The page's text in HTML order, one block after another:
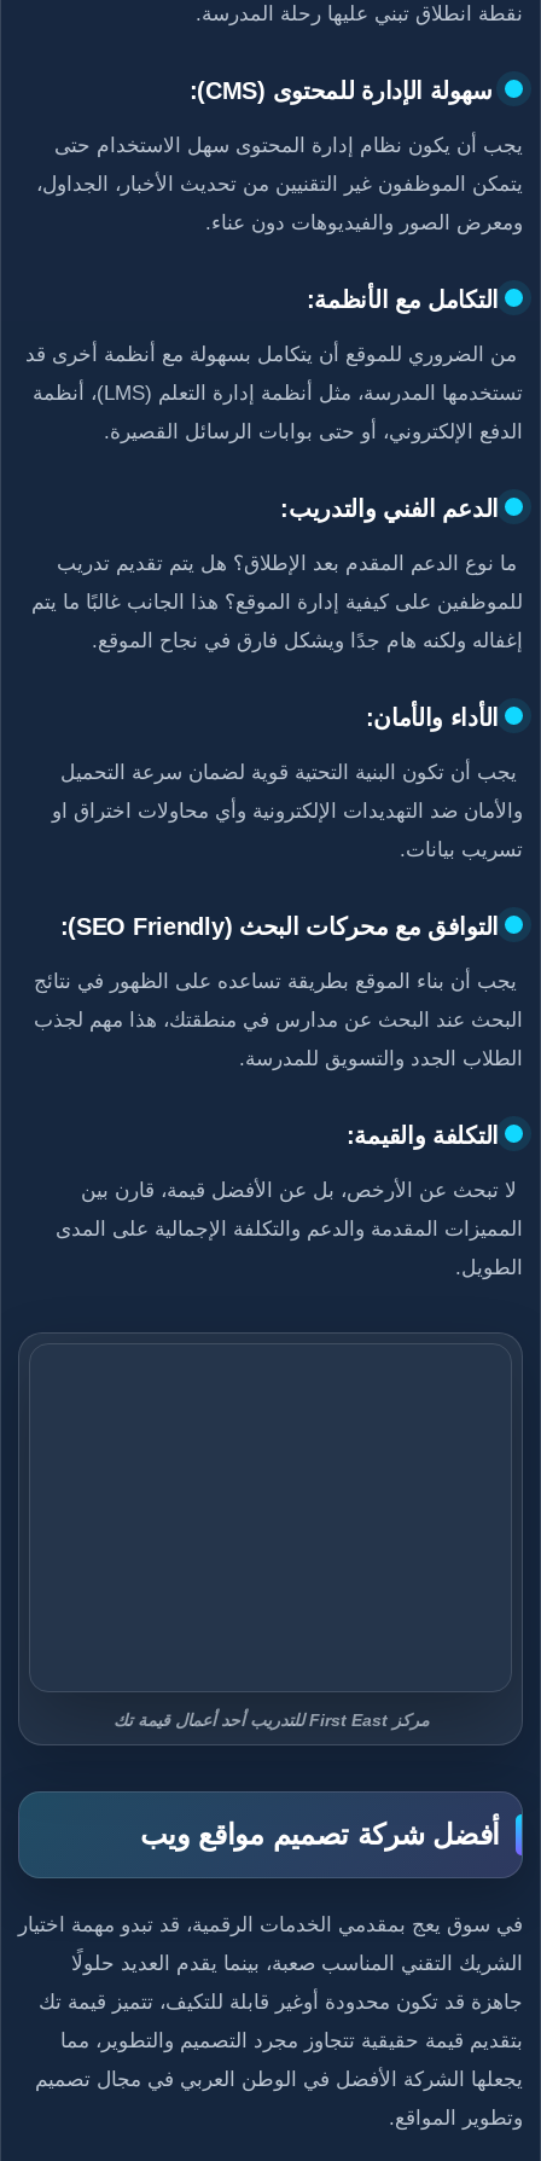
نقطة انطلاق تبني عليها رحلة المدرسة.
سهولة الإدارة للمحتوى (CMS):
يجب أن يكون نظام إدارة المحتوى سهل الاستخدام حتى
يتمكن الموظفون غير التقنيين من تحديث الأخبار، الجداول،
ومعرض الصور والفيديوهات دون عناء.
التكامل مع الأنظمة:
من الضروري للموقع أن يتكامل بسهولة مع أنظمة أخرى قد
تستخدمها المدرسة، مثل أنظمة إدارة التعلم (LMS)، أنظمة
الدفع الإلكتروني، أو حتى بوابات الرسائل القصيرة.
الدعم الفني والتدريب:
ما نوع الدعم المقدم بعد الإطلاق؟ هل يتم تقديم تدريب
للموظفين على كيفية إدارة الموقع؟ هذا الجانب غالبًا ما يتم
إغفاله ولكنه هام جدًا ويشكل فارق في نجاح الموقع.
الأداء والأمان:
يجب أن تكون البنية التحتية قوية لضمان سرعة التحميل
والأمان ضد التهديدات الإلكترونية وأي محاولات اختراق او
تسريب بيانات.
التوافق مع محركات البحث (SEO Friendly):
يجب أن بناء الموقع بطريقة تساعده على الظهور في نتائج
البحث عند البحث عن مدارس في منطقتك، هذا مهم لجذب
الطلاب الجدد والتسويق للمدرسة.
التكلفة والقيمة:
لا تبحث عن الأرخص، بل عن الأفضل قيمة، قارن بين
المميزات المقدمة والدعم والتكلفة الإجمالية على المدى
الطويل.
مركز First East للتدريب أحد أعمال قيمة تك
أفضل شركة تصميم مواقع ويب
في سوق يعج بمقدمي الخدمات الرقمية، قد تبدو مهمة اختيار
الشريك التقني المناسب صعبة، بينما يقدم العديد حلولًا
جاهزة قد تكون محدودة أوغير قابلة للتكيف، تتميز قيمة تك
بتقديم قيمة حقيقية تتجاوز مجرد التصميم والتطوير، مما
يجعلها الشركة الأفضل في الوطن العربي في مجال تصميم
وتطوير المواقع.